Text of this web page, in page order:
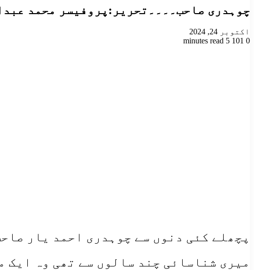
چوہدری صاحب۔۔۔۔تحریر:پروفیسر محمد
اکتوبر 24, 2024
0
5 minutes read
پچھلے کئی دنوں سے چوہدری احمد یار
میری شناسائی چند سالوں سے تھی وہ